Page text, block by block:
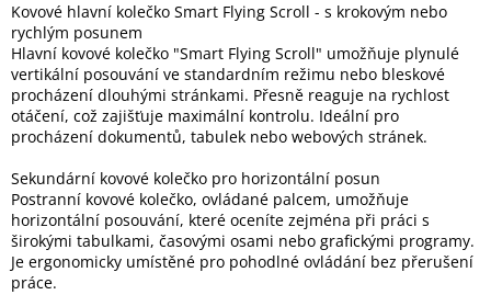
Domácnost
%
Black
Friday
Akční
zboží
TONERY
Kovové hlavní kolečko Smart Flying Scroll - s krokovým nebo
rychlým posunem
Hlavní kovové kolečko "Smart Flying Scroll" umožňuje plynulé
vertikální posouvání ve standardním režimu nebo bleskové
procházení dlouhými stránkami. Přesně reaguje na rychlost
otáčení, což zajišťuje maximální kontrolu. Ideální pro
procházení dokumentů, tabulek nebo webových stránek.
Sekundární kovové kolečko pro horizontální posun
Postranní kovové kolečko, ovládané palcem, umožňuje
horizontální posouvání, které oceníte zejména při práci s
širokými tabulkami, časovými osami nebo grafickými programy.
Je ergonomicky umístěné pro pohodlné ovládání bez přerušení
práce.